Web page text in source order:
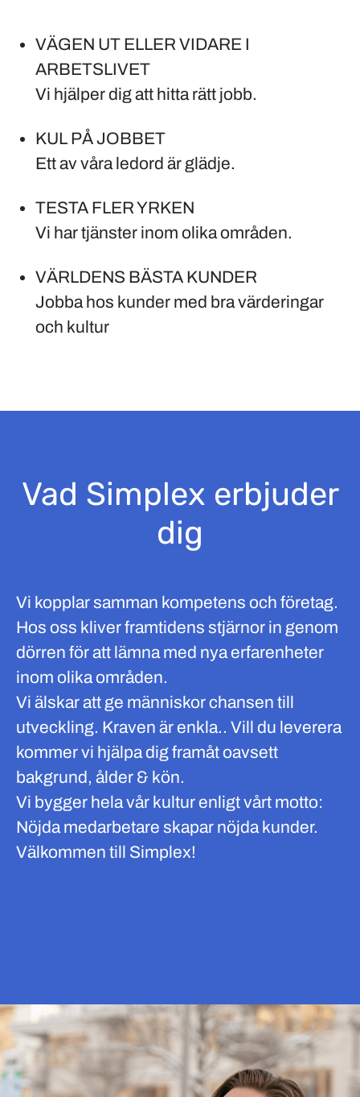
VÄGEN UT ELLER VIDARE I
ARBETSLIVET
Vi hjälper dig att hitta rätt jobb.
KUL PÅ JOBBET
Ett av våra ledord är glädje.
TESTA FLER YRKEN
Vi har tjänster inom olika områden.
VÄRLDENS BÄSTA KUNDER
Jobba hos kunder med bra värderingar
och kultur
Vad Simplex erbjuder
dig
Vi kopplar samman kompetens och företag.
Hos oss kliver framtidens stjärnor in genom
dörren för att lämna med nya erfarenheter
inom olika områden.
Vi älskar att ge människor chansen till
utveckling. Kraven är enkla.. Vill du leverera
kommer vi hjälpa dig framåt oavsett
bakgrund, ålder & kön.
Vi bygger hela vår kultur enligt vårt motto:
Nöjda medarbetare skapar nöjda kunder.
Välkommen till Simplex!